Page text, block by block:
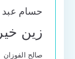
حسام عبد
زين
صالح الفوزان